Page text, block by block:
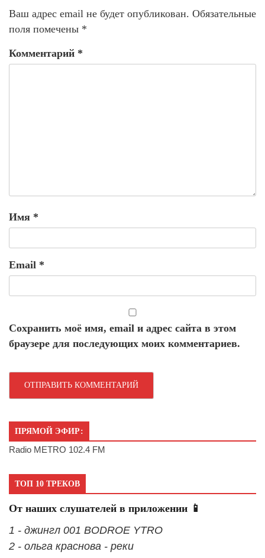
Ваш адрес email не будет опубликован. Обязательные
поля помечены *
Комментарий *
Имя *
Email *
Сохранить моё имя, email и адрес сайта в этом
браузере для последующих моих комментариев.
ПРЯМОЙ ЭФИР:
Radio METRO 102.4 FM
ТОП 10 ТРЕКОВ
От наших слушателей в приложении 📱
1 - джингл 001 BODROE YTRO
2 - ольга краснова - реки